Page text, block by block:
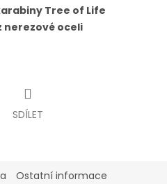
Tree of Life
nerezové oceli
SDÍLET
Ostatní informace